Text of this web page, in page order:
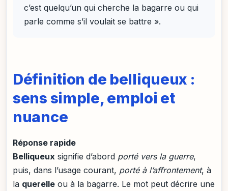
c’est quelqu’un qui cherche la bagarre ou qui
parle comme s’il voulait se battre ».
Définition de belliqueux :
sens simple, emploi et
nuance
Réponse rapide
Belliqueux signifie d’abord porté vers la guerre,
puis, dans l’usage courant, porté à l’affrontement, à
la querelle ou à la bagarre. Le mot peut décrire une